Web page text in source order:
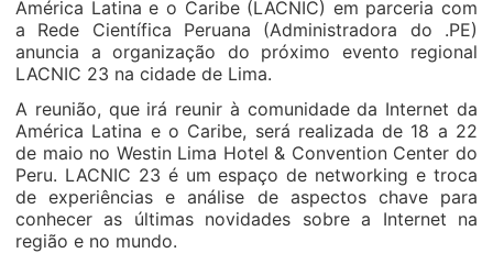
América Latina e o Caribe (LACNIC) em parceria com
a Rede Científica Peruana (Administradora do .PE)
anuncia a organização do próximo evento regional
LACNIC 23 na cidade de Lima.
A reunião, que irá reunir à comunidade da Internet da
América Latina e o Caribe, será realizada de 18 a 22
de maio no Westin Lima Hotel & Convention Center do
Peru. LACNIC 23 é um espaço de networking e troca
de experiências e análise de aspectos chave para
conhecer as últimas novidades sobre a Internet na
região e no mundo.